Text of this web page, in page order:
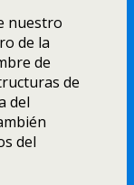
nuestro
de la
de
de
del
del